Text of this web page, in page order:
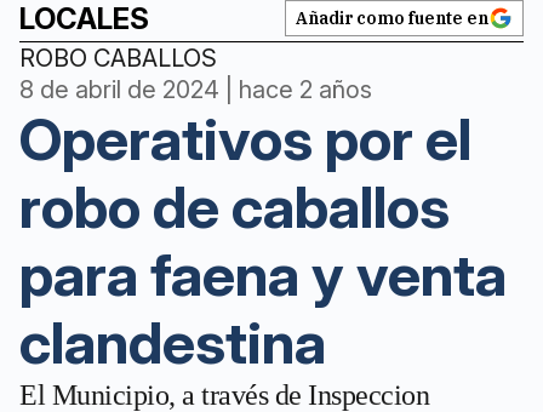
LOCALES Añadir como fuente en
ROBO CABALLOS
8 de abril de 2024 | hace 2 años
Operativos por el
robo de caballos
para faena y venta
clandestina
El Municipio, a través de Inspeccion